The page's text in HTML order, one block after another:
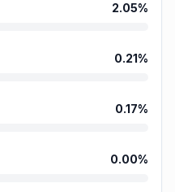
2.05%
0.21%
0.17%
0.00%